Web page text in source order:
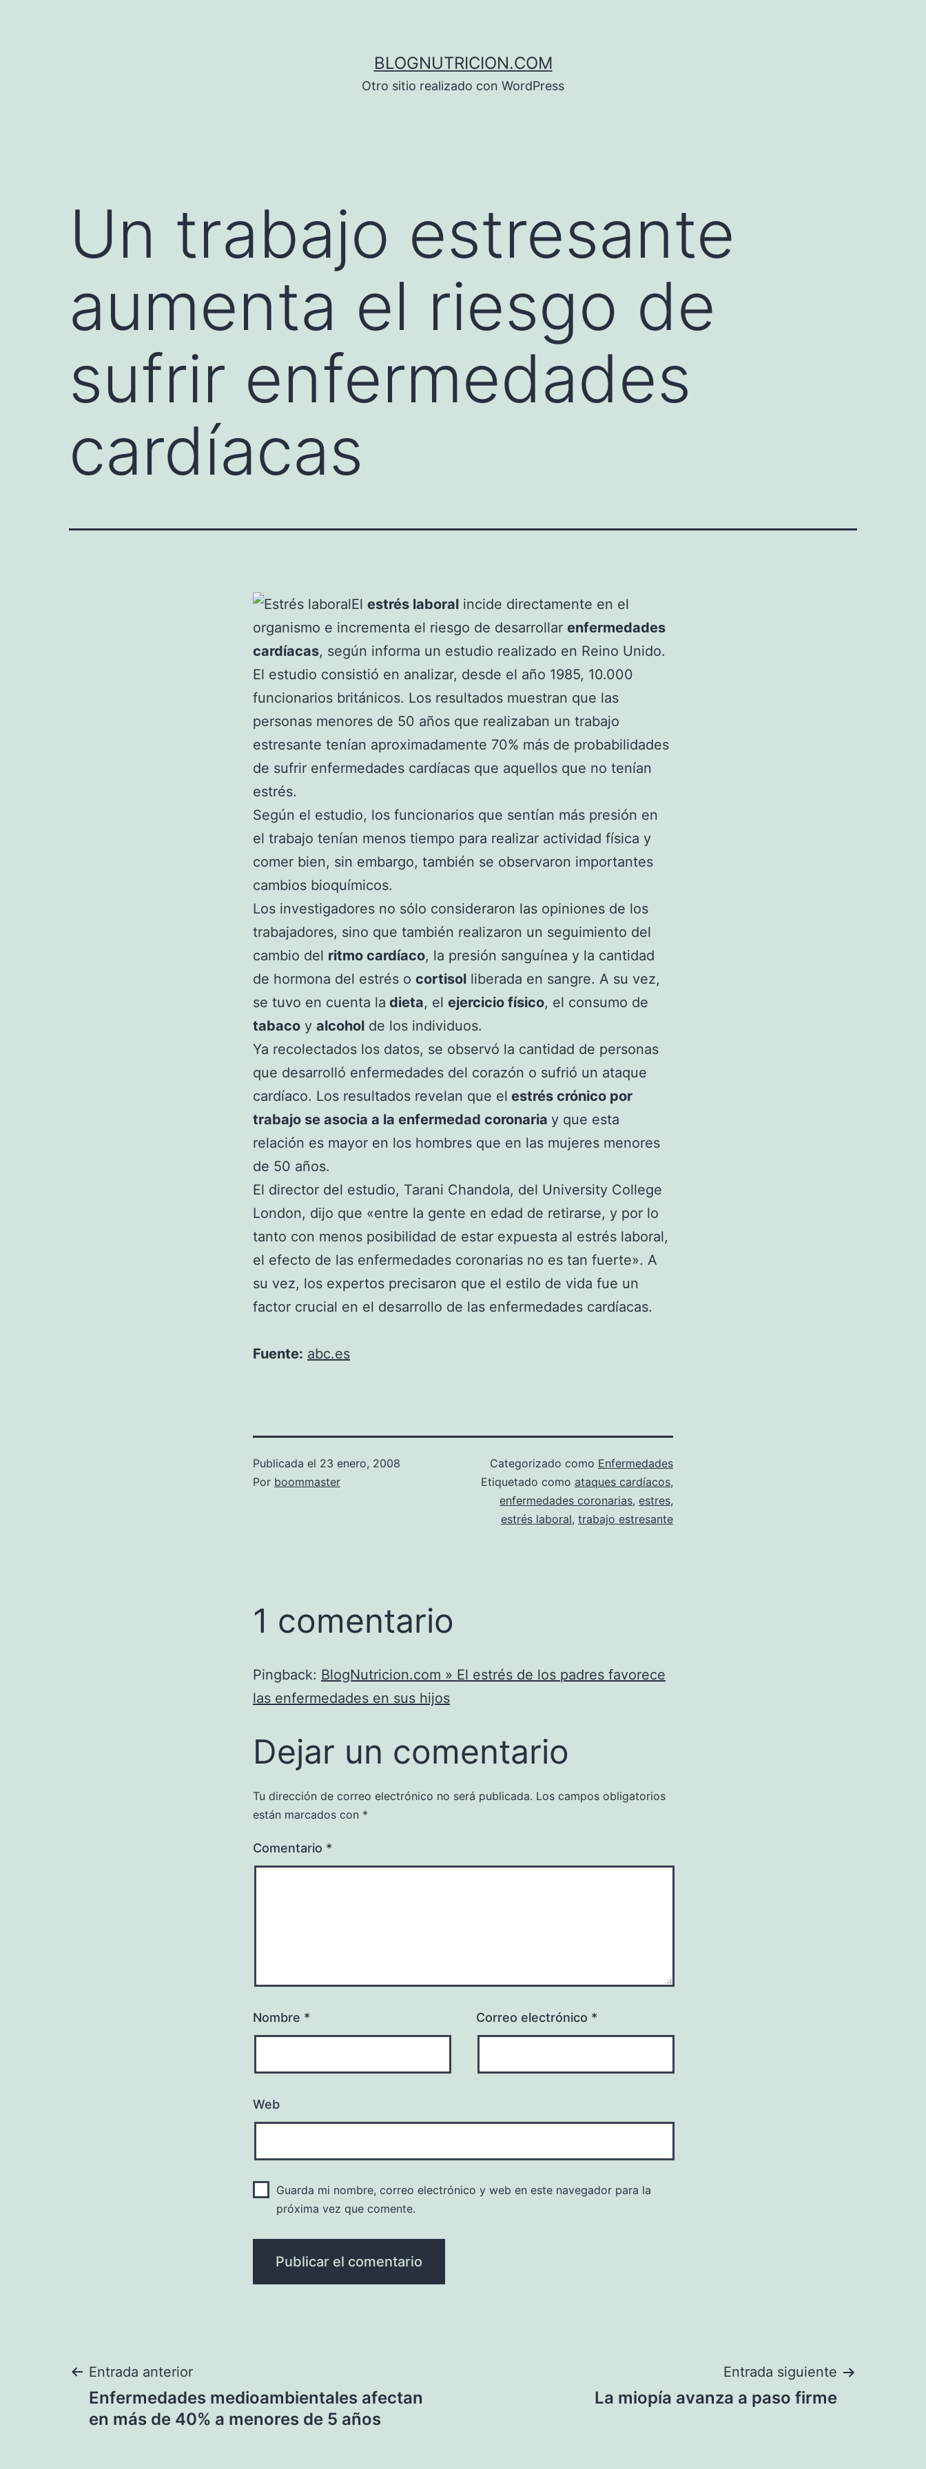
BLOGNUTRICION.COM
Otro sitio realizado con WordPress
Un trabajo estresante
aumenta el riesgo de
sufrir enfermedades
cardíacas
El estrés laboral incide directamente en el
organismo e incrementa el riesgo de desarrollar enfermedades
cardíacas, según informa un estudio realizado en Reino Unido.
El estudio consistió en analizar, desde el año 1985, 10.000
funcionarios británicos. Los resultados muestran que las
personas menores de 50 años que realizaban un trabajo
estresante tenían aproximadamente 70% más de probabilidades
de sufrir enfermedades cardíacas que aquellos que no tenían
estrés.
Según el estudio, los funcionarios que sentían más presión en
el trabajo tenían menos tiempo para realizar actividad física y
comer bien, sin embargo, también se observaron importantes
cambios bioquímicos.
Los investigadores no sólo consideraron las opiniones de los
trabajadores, sino que también realizaron un seguimiento del
cambio del ritmo cardíaco, la presión sanguínea y la cantidad
de hormona del estrés o cortisol liberada en sangre. A su vez,
se tuvo en cuenta la dieta, el ejercicio físico, el consumo de
tabaco y alcohol de los individuos.
Ya recolectados los datos, se observó la cantidad de personas
que desarrolló enfermedades del corazón o sufrió un ataque
cardíaco. Los resultados revelan que el estrés crónico por
trabajo se asocia a la enfermedad coronaria y que esta
relación es mayor en los hombres que en las mujeres menores
de 50 años.
El director del estudio, Tarani Chandola, del University College
London, dijo que «entre la gente en edad de retirarse, y por lo
tanto con menos posibilidad de estar expuesta al estrés laboral,
el efecto de las enfermedades coronarias no es tan fuerte». A
su vez, los expertos precisaron que el estilo de vida fue un
factor crucial en el desarrollo de las enfermedades cardíacas.
Fuente: abc.es
Publicada el 23 enero, 2008
Por boommaster
Categorizado como Enfermedades
Etiquetado como ataques cardíacos,
enfermedades coronarias, estres,
estrés laboral, trabajo estresante
1 comentario
Pingback: BlogNutricion.com » El estrés de los padres favorece
las enfermedades en sus hijos
Dejar un comentario
Tu dirección de correo electrónico no será publicada. Los campos obligatorios
están marcados con *
Comentario *
Nombre * Correo electrónico *
Web
Guarda mi nombre, correo electrónico y web en este navegador para la
próxima vez que comente.
Navegación
de
Entrada anterior
Enfermedades medioambientales afectan
en más de 40% a menores de 5 años
Entrada siguiente
La miopía avanza a paso firme